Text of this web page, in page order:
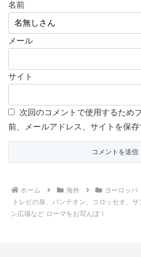
名前
メール
サイト
次回のコメントで使用するため
前、メールアドレス、サイトを保存
ホーム 海外 ヨーロッパ
トレビの泉、パンテオン、コロッセオ、
ン広場など ローマをお写んぽ！